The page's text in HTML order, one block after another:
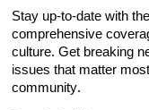
Stay up-to-date with
comprehensive
culture. Get breaking
issues that matter
community.